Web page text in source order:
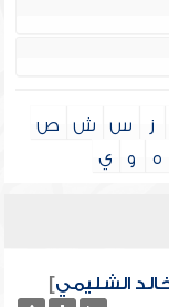
ز س ش
ص
ه و ي
الشليمي]